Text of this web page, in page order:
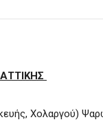
Χολαργού)